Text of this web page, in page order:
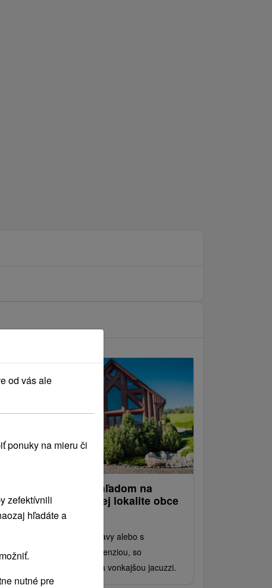
Chaletový relax s výhľadom na
štíty v tichej lokalite obce
Príjemné ubytovanie bez stravy alebo s
raňajkami či polpenziou, so
súkromnou fínskou saunou a vonkajšou jacuzzi.
od vás ale
ponuky na mieru či
zefektívnili
hľadáte a
nutné pre